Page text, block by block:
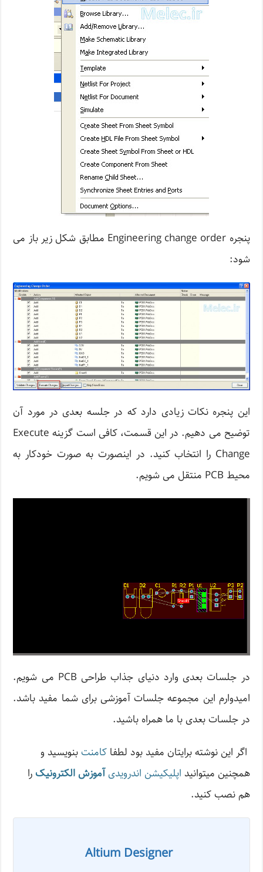
پنجره Engineering change order مطابق شکل زیر باز می
شود:
این پنجره نکات زیادی دارد که در جلسه بعدی در مورد آن
توضیح می دهیم. در این قسمت، کافی است گزینه Execute
Change را انتخاب کنید. در اینصورت به صورت خودکار به
محیط PCB منتقل می شویم.
در جلسات بعدی وارد دنیای جذاب طراحی PCB می شویم.
امیدوارم این مجموعه جلسات آموزشی برای شما مفید باشد.
در جلسات بعدی با ما همراه باشید.
اگر این نوشته‌ برایتان مفید بود لطفاکامنت بنویسید و
همچنین میتوانید اپلیکیشن اندرویدیآموزش الکترونیک را
هم نصب کنید.
Altium Designer